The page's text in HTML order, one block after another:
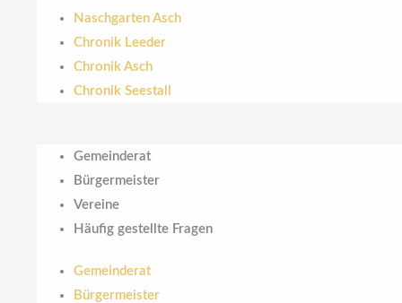
Naschgarten Asch
Chronik Leeder
Chronik Asch
Chronik Seestall
Gemeinderat
Bürgermeister
Vereine
Häufig gestellte Fragen
Gemeinderat
Bürgermeister